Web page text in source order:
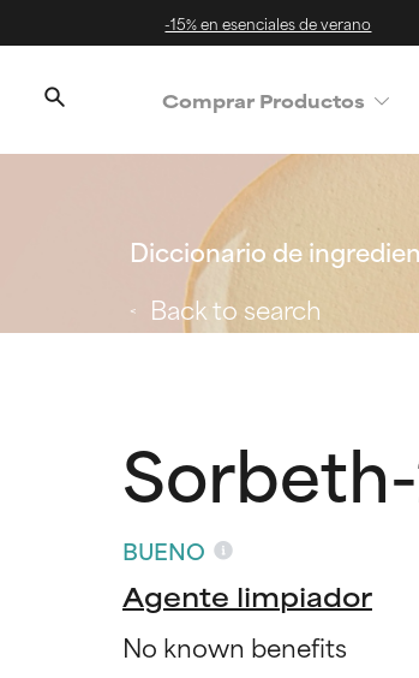
-15% en esenciales de verano
Comprar Productos
Diccionario de
Back to search
BUENO
Agente limpiador
No known benefits